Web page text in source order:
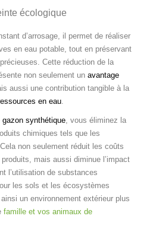
écologique
d’arrosage, il permet de réaliser
en eau potable, tout en préservant
Cette réduction de la
non seulement un avantage
aussi une contribution tangible à la
en eau.
gazon synthétique, vous éliminez la
chimiques tels que les
non seulement réduit les coûts
mais aussi diminue l’impact
l’utilisation de substances
les sols et les écosystèmes
un environnement extérieur plus
famille et vos animaux de